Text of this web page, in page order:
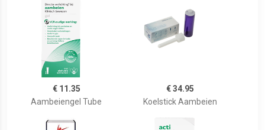
€ 11.35
Aambeiengel Tube
€ 34.95
Koelstick Aambeien